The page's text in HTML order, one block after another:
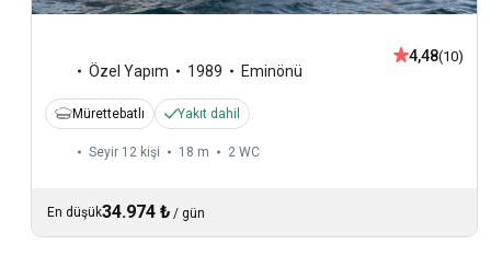
Özel Yapım 1989 Eminönü
4,48(10)
Mürettebatlı Yakıt dahil
Seyir 12 kişi 18 m 2 WC
En düşük34.974 ₺ / gün